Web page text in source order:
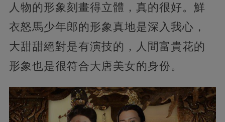
人物的形象刻畫得立體，真的很好。鮮
衣怒馬少年郎的形象真地是深入我心，
大甜甜絕對是有演技的，人間富貴花的
形象也是很符合大唐美女的身份。